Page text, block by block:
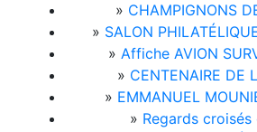
» CHAMPIGNONS
» SALON
» Affiche AVION
» CENTENAIRE DE
» EMMANUEL
» Regards